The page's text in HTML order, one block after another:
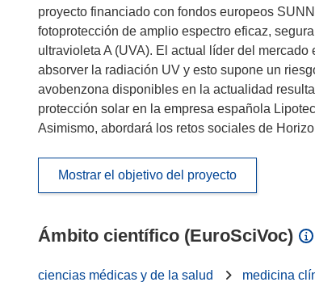
proyecto financiado con fondos europeos
fotoprotección de amplio espectro eficaz,
ultravioleta A (UVA). El actual líder del
absorver la radiación UV y esto supone un
avobenzona disponibles en la actualidad
protección solar en la empresa española
Asimismo, abordará los retos sociales de
Mostrar el objetivo del proyecto
Ámbito científico (EuroSciVoc)
ciencias médicas y de la salud medicina